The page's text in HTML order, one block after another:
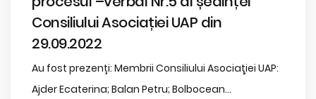
Consiliului Asociației UAP din
29.09.2022
Au fost prezenți: Membrii Consiliului Asociaţiei UAP:
Ajder Ecaterina; Balan Petru; Bolbocean...